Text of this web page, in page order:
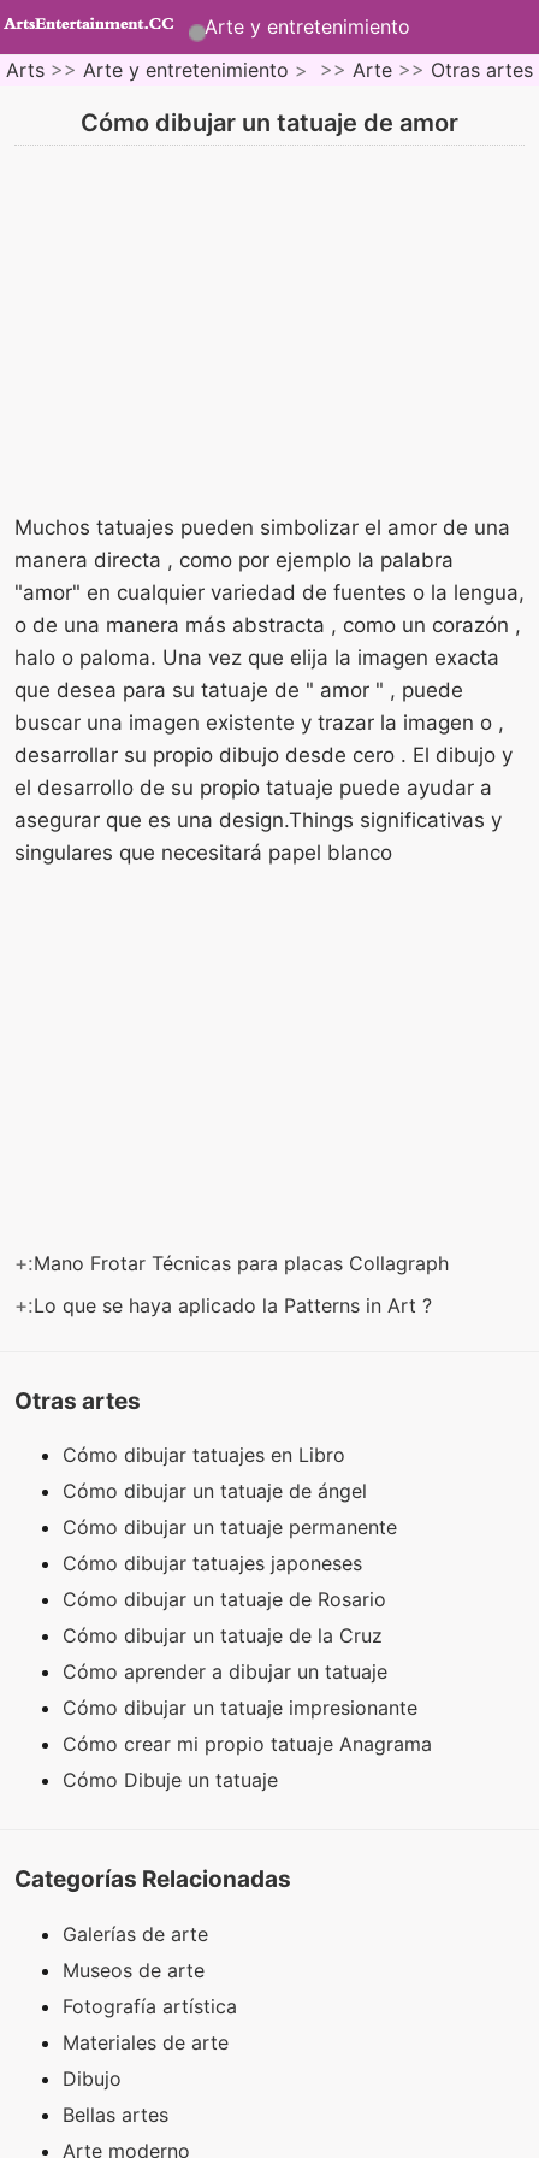
Arte y entretenimiento
Arts >> Arte y entretenimiento > >> Arte >> Otras artes
Cómo dibujar un tatuaje de amor
Muchos tatuajes pueden simbolizar el amor de una
manera directa , como por ejemplo la palabra
"amor" en cualquier variedad de fuentes o la lengua,
o de una manera más abstracta , como un corazón ,
halo o paloma. Una vez que elija la imagen exacta
que desea para su tatuaje de " amor " , puede
buscar una imagen existente y trazar la imagen o ,
desarrollar su propio dibujo desde cero . El dibujo y
el desarrollo de su propio tatuaje puede ayudar a
asegurar que es una design.Things significativas y
singulares que necesitará papel blanco
+:Mano Frotar Técnicas para placas Collagraph
+:Lo que se haya aplicado la Patterns in Art ?
Otras artes
Cómo dibujar tatuajes en Libro
Cómo dibujar un tatuaje de ángel
Cómo dibujar un tatuaje permanente
Cómo dibujar tatuajes japoneses
Cómo dibujar un tatuaje de Rosario
Cómo dibujar un tatuaje de la Cruz
Cómo aprender a dibujar un tatuaje
Cómo dibujar un tatuaje impresionante
Cómo crear mi propio tatuaje Anagrama
Cómo Dibuje un tatuaje
Categorías Relacionadas
Galerías de arte
Museos de arte
Fotografía artística
Materiales de arte
Dibujo
Bellas artes
Arte moderno